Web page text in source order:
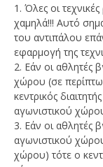
1. Όλες οι
χαμηλά!!! Αυτό
του αντιπάλου
εφαρμογή της
2. Εάν οι αθλητές
χώρου (σε
κεντρικός
αγωνιστικού
3. Εάν οι αθλητές
αγωνιστικού
χώρου) τότε ο